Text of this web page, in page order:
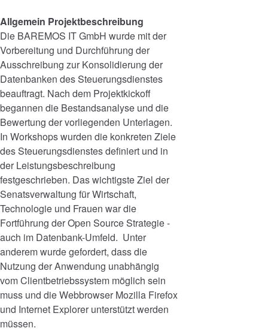
Allgemein Projektbeschreibung
Die BAREMOS IT GmbH wurde mit der
Vorbereitung und Durchführung der
Ausschreibung zur Konsolidierung der
Datenbanken des Steuerungsdienstes
beauftragt. Nach dem Projektkickoff
begannen die Bestandsanalyse und die
Bewertung der vorliegenden Unterlagen.
In Workshops wurden die konkreten Ziele
des Steuerungsdienstes definiert und in
der Leistungsbeschreibung
festgeschrieben. Das wichtigste Ziel der
Senatsverwaltung für Wirtschaft,
Technologie und Frauen war die
Fortführung der Open Source Strategie -
auch im Datenbank-Umfeld. Unter
anderem wurde gefordert, dass die
Nutzung der Anwendung unabhängig
vom Clientbetriebssystem möglich sein
muss und die Webbrowser Mozilla Firefox
und Internet Explorer unterstützt werden
müssen.